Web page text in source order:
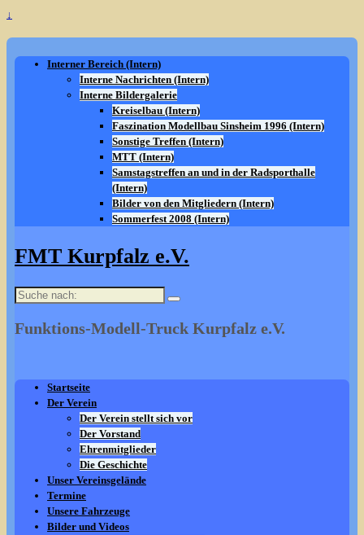
↓
Interner Bereich (Intern)
Interne Nachrichten (Intern)
Interne Bildergalerie
Kreiselbau (Intern)
Faszination Modellbau Sinsheim 1996 (Intern)
Sonstige Treffen (Intern)
MTT (Intern)
Samstagstreffen an und in der Radsporthalle
(Intern)
Bilder von den Mitgliedern (Intern)
Sommerfest 2008 (Intern)
FMT Kurpfalz e.V.
Suche
Funktions-Modell-Truck Kurpfalz e.V.
Startseite
Der Verein
Der Verein stellt sich vor
Der Vorstand
Ehrenmitglieder
Die Geschichte
Unser Vereinsgelände
Termine
Unsere Fahrzeuge
Bilder und Videos